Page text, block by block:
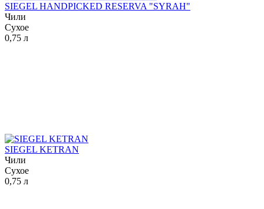
SIEGEL HANDPICKED RESERVA "SYRAH"
Чили
Сухое
0,75 л
SIEGEL KETRAN
Чили
Сухое
0,75 л